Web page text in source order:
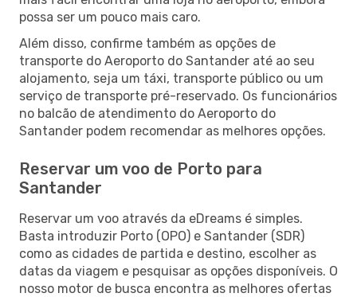
possa ser um pouco mais caro.
Além disso, confirme também as opções de
transporte do Aeroporto do Santander até ao seu
alojamento, seja um táxi, transporte público ou um
serviço de transporte pré-reservado. Os funcionários
no balcão de atendimento do Aeroporto do
Santander podem recomendar as melhores opções.
Reservar um voo de Porto para
Santander
Reservar um voo através da eDreams é simples.
Basta introduzir Porto (OPO) e Santander (SDR)
como as cidades de partida e destino, escolher as
datas da viagem e pesquisar as opções disponíveis. O
nosso motor de busca encontra as melhores ofertas